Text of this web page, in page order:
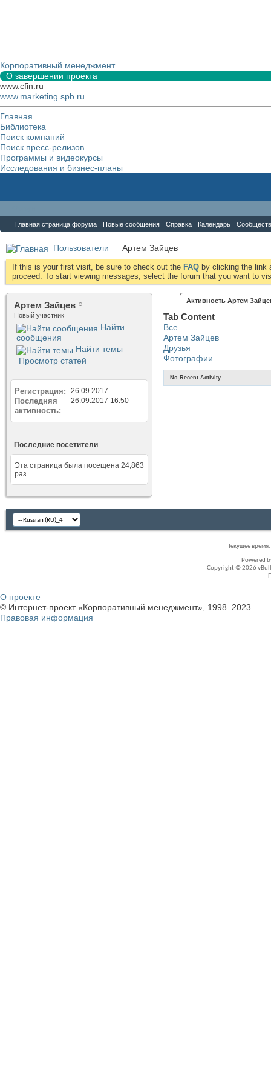
Корпоративный менеджмент
О завершении проекта
www.cfin.ru
www.marketing.spb.ru
Главная
Библиотека
Поиск компаний
Поиск пресс-релизов
Программы и видеокурсы
Исследования и бизнес-планы
Главная страница форума Новые сообщения Справка Календарь
Пользователи Артем Зайцев
If this is your first visit, be sure to check out the FAQ by clicking the link
proceed. To start viewing messages, select the forum that you want to
Артем Зайцев
Новый участник
Найти
сообщения
Найти темы
Просмотр статей
Регистрация 26.09.2017
Последняя
активность
26.09.2017 16:50
Последние посетители
Эта страница была посещена 24,863
раз
Активность Артем
Tab Content
Все
Артем Зайцев
Друзья
Фотографии
No Recent Activity
Текущее время:
Powered
Copyright © 2026
О проекте
© Интернет-проект «Корпоративный менеджмент», 1998–2023
Правовая информация